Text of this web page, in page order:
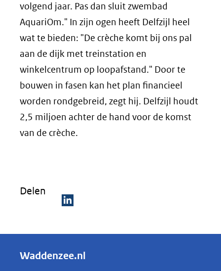
volgend jaar. Pas dan sluit zwembad
AquariOm." In zijn ogen heeft Delfzijl heel
wat te bieden: "De crèche komt bij ons pal
aan de dijk met treinstation en
winkelcentrum op loopafstand." Door te
bouwen in fasen kan het plan financieel
worden rondgebreid, zegt hij. Delfzijl houdt
2,5 miljoen achter de hand voor de komst
van de crèche.
Delen
e
e
Waddenzee.nl